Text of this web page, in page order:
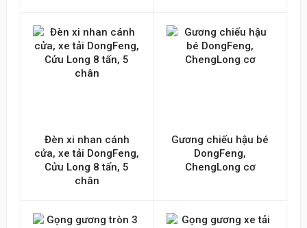
Đèn xi nhan cánh
cửa, xe tải DongFeng,
Cửu Long 8 tấn, 5
chân
Gương chiếu hậu bé
DongFeng,
ChengLong cơ